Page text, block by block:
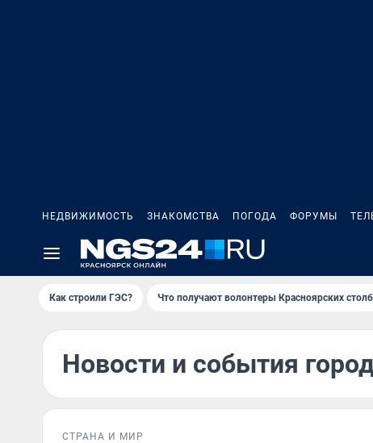
НЕДВИЖИМОСТЬ ЗНАКОМСТВА ПОГОДА ФОРУМЫ
Как строили ГЭС? Что получают волонтеры Красноярских
Новости и события
СТРАНА И МИР